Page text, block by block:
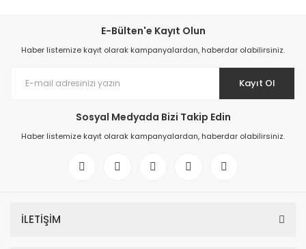
E-Bülten'e Kayıt Olun
Haber listemize kayıt olarak kampanyalardan, haberdar olabilirsiniz.
Kayıt Ol
Sosyal Medyada Bizi Takip Edin
Haber listemize kayıt olarak kampanyalardan, haberdar olabilirsiniz.
İLETİŞİM